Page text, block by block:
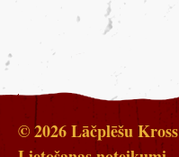
© 2026 Lāčplēšu Kross